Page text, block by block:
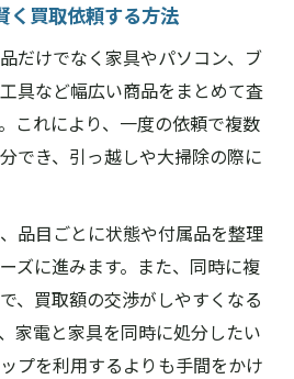
く買取依頼する方法
だけでなく家具やパソコン、ブ
具など幅広い商品をまとめて査
これにより、一度の依頼で複数
でき、引っ越しや大掃除の際に
品目ごとに状態や付属品を整理
ズに進みます。また、同時に複
、買取額の交渉がしやすくなる
家電と家具を同時に処分したい
プを利用するよりも手間をかけ